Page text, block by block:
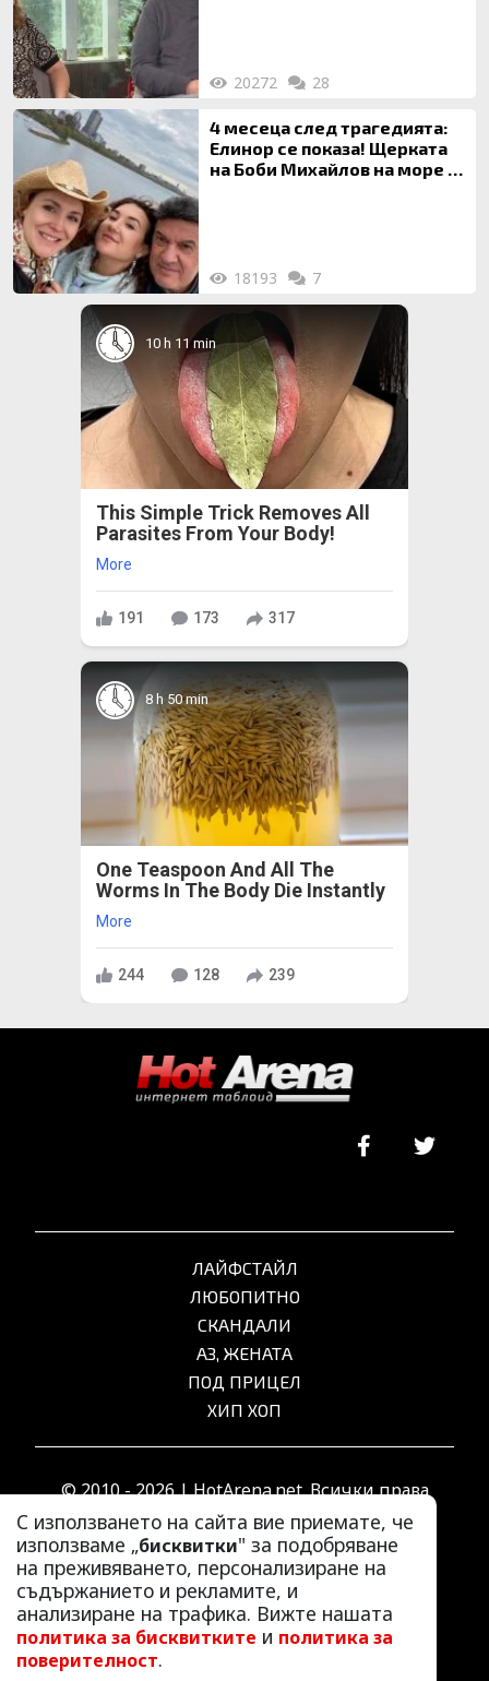
20272 28
4 месеца след трагедията:
Елинор се показа! Щерката
на Боби Михайлов на море с
18193 7
10 h 11 min
This Simple Trick Removes All
Parasites From Your Body!
More
191 173 317
8 h 50 min
One Teaspoon And All The
Worms In The Body Die Instantly
More
244 128 239
С използването на сайта вие приемате, че
използваме „бисквитки" за подобряване
на преживяването, персонализиране на
съдържанието и рекламите, и
анализиране на трафика. Вижте нашата
политика за бисквитките и политика за
поверителност.
ЛАЙФСТАЙЛ
ЛЮБОПИТНО
СКАНДАЛИ
АЗ, ЖЕНАТА
ПОД ПРИЦЕЛ
ХИП ХОП
© 2010 - 2026 | HotArena.net. Всички права
запазени.
РЕКЛАМА
КОНТАКТИ
ОБЩИ УСЛОВИЯ
ПОЛИТИКА ЗА ПОВЕРИТЕЛНОСТ